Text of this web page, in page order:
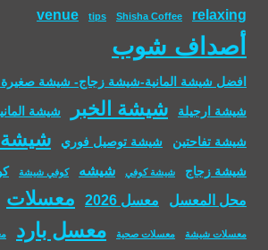
relaxing
Shisha Coffee
tips
venue
أصداف شوب
افضل شيشة المانية-شيشة زجاج- شيشة صغيرة
شيشة ارجيلة شيشة الخبر شيشة
شيشة تفاحتين شيشة توصيل فوري
شيشة زجاج شيشة كوفي شيشه كوفي شيشة
محل المعسل معسل 2026 معسلات
معسلات شيشة معسلات صحية معسل بارد